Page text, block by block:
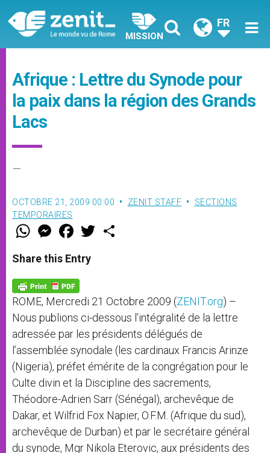
MISSION
FR
Afrique : Lettre du Synode pour
la paix dans la région des Grands
Lacs
–
OCTOBRE 21, 2009 00:00 ZENIT STAFF
SECTIONS
TEMPORAIRES
W
t
s
p
p
M
e
s
e
g
e
r
F
a
e
b
o
k
w
Share this Entry
ROME, Mercredi 21 Octobre 2009 (ZENIT.org) –
Nous publions ci-dessous l’intégralité de la lettre
adressée par les présidents délégués de
l’assemblée synodale (les cardinaux Francis Arinze
(Nigeria), préfet émérite de la congrégation pour le
Culte divin et la Discipline des sacrements,
Théodore-Adrien Sarr (Sénégal), archevêque de
Dakar, et Wilfrid Fox Napier, O.F.M. (Afrique du sud),
archevêque de Durban) et par le secrétaire général
du synode, Mgr Nikola Eterovic, aux présidents des